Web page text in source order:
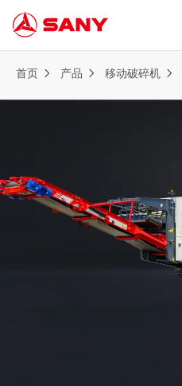
首页 产品 移动破碎机